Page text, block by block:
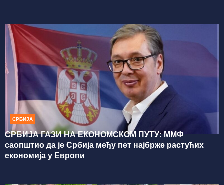
СРБИЈА
СРБИЈА ГАЗИ НА ЕКОНОМСКОМ ПУТУ: ММФ
саопштио да је Србија међу пет најбрже растућих
економија у Европи